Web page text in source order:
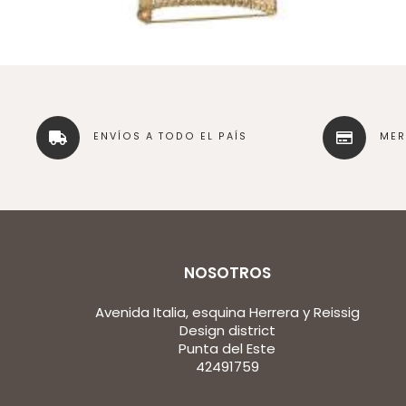
ENVÍOS A TODO EL PAÍS
NOSOTROS
Avenida Italia, esquina Herrera y Reissig
Design district
Punta del Este
42491759